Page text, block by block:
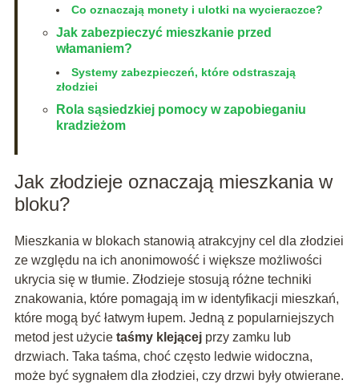
Co oznaczają monety i ulotki na wycieraczce?
Jak zabezpieczyć mieszkanie przed
włamaniem?
Systemy zabezpieczeń, które odstraszają
złodziei
Rola sąsiedzkiej pomocy w zapobieganiu
kradzieżom
Jak złodzieje oznaczają mieszkania w
bloku?
Mieszkania w blokach stanowią atrakcyjny cel dla złodziei
ze względu na ich anonimowość i większe możliwości
ukrycia się w tłumie. Złodzieje stosują różne techniki
znakowania, które pomagają im w identyfikacji mieszkań,
które mogą być łatwym łupem. Jedną z popularniejszych
metod jest użycie taśmy klejącejprzy zamku lub
drzwiach. Taka taśma, choć często ledwie widoczna,
może być sygnałem dla złodziei, czy drzwi były otwierane.